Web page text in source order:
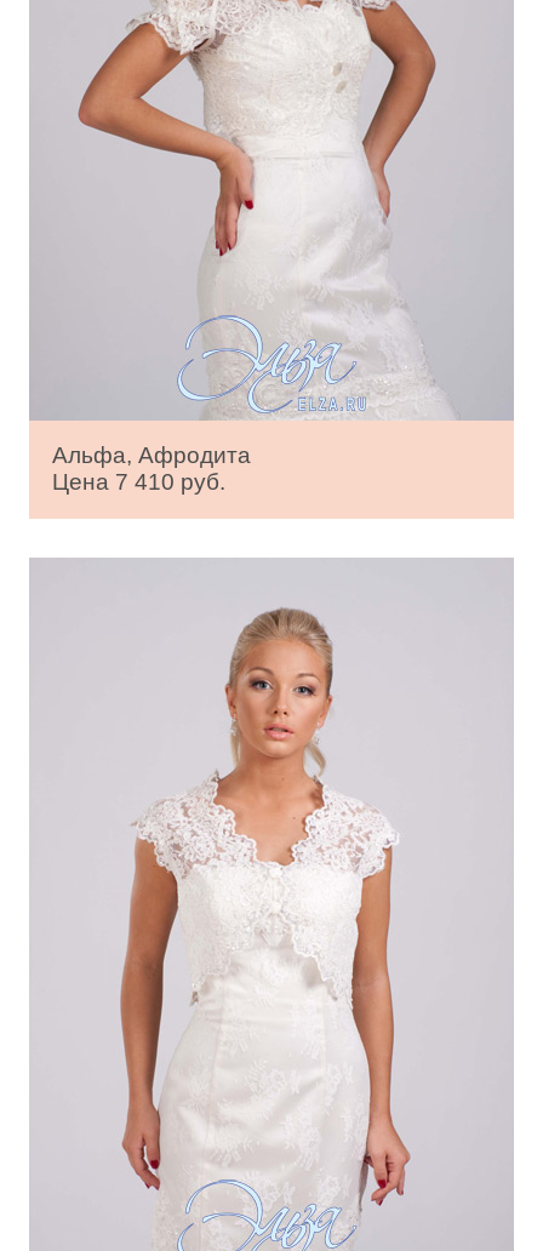
Альфа, Афродита
Цена 7 410 руб.